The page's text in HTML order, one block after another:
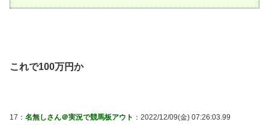
これで100万円か
17： 名無しさん＠実況で競馬板アウト ：2022/12/09(金) 07:26:03.99